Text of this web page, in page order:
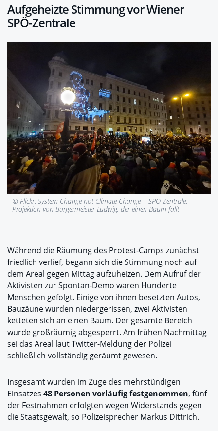
Aufgeheizte Stimmung vor Wiener
SPÖ-Zentrale
© Flickr: System Change not Climate Change | SPÖ-Zentrale:
Projektion von Bürgermeister Ludwig, der einen Baum fällt
Während die Räumung des Protest-Camps zunächst
friedlich verlief, begann sich die Stimmung noch auf
dem Areal gegen Mittag aufzuheizen. Dem Aufruf der
Aktivisten zur Spontan-Demo waren Hunderte
Menschen gefolgt. Einige von ihnen besetzten Autos,
Bauzäune wurden niedergerissen, zwei Aktivisten
ketteten sich an einen Baum. Der gesamte Bereich
wurde großräumig abgesperrt. Am frühen Nachmittag
sei das Areal laut Twitter-Meldung der Polizei
schließlich vollständig geräumt gewesen.
Insgesamt wurden im Zuge des mehrstündigen
Einsatzes 48 Personen vorläufig festgenommen, fünf
der Festnahmen erfolgten wegen Widerstands gegen
die Staatsgewalt, so Polizeisprecher Markus Dittrich.